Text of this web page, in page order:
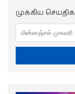
முக்கிய